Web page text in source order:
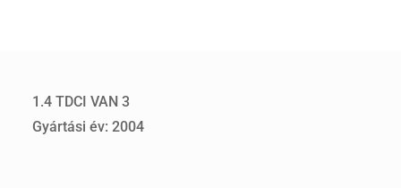
1.4 TDCI VAN 3
Gyártási év: 2004